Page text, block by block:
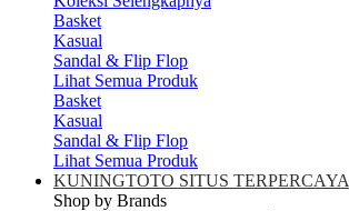
Basket
Kasual
Sandal & Flip Flop
Lihat Semua Produk
Basket
Kasual
Sandal & Flip Flop
Lihat Semua Produk
KUNINGTOTO SITUS TERPERCAYA
Shop by Brands